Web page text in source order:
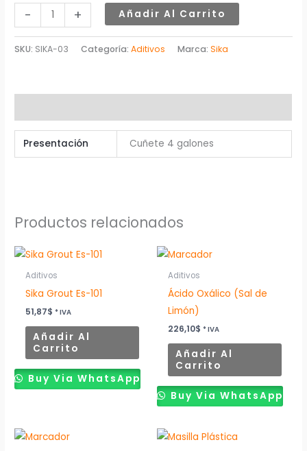
- + Añadir Al Carrito
SKU: SIKA-03 Categoría:Aditivos Marca:Sika
Presentación Cuñete 4 galones
Productos relacionados
Aditivos
Sika Grout Es-101
51,87$ * IVA
Añadir Al
Carrito
Buy Via WhatsApp
Aditivos
Ácido Oxálico (Sal de
Limón)
226,10$ * IVA
Añadir Al
Carrito
Buy Via WhatsApp